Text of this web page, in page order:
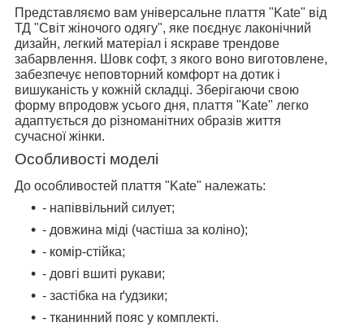
Представляємо вам універсальне плаття "Kate" від
ТД "Світ жіночого одягу", яке поєднує лаконічний
дизайн, легкий матеріал і яскраве трендове
забарвлення. Шовк софт, з якого воно виготовлене,
забезпечує неповторний комфорт на дотик і
вишуканість у кожній складці. Зберігаючи свою
форму впродовж усього дня, плаття "Kate" легко
адаптується до різноманітних образів життя
сучасної жінки.
Особливості моделі
До особливостей плаття "Kate" належать:
- напіввільний силует;
- довжина міді (частіша за коліно);
- комір-стійка;
- довгі вшиті рукави;
- застібка на ґудзики;
- тканинний пояс у комплекті.